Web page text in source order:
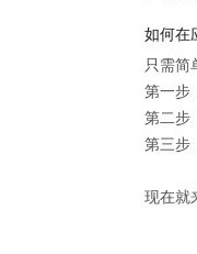
如何在
只需简
第一步
第二步
第三步
现在就